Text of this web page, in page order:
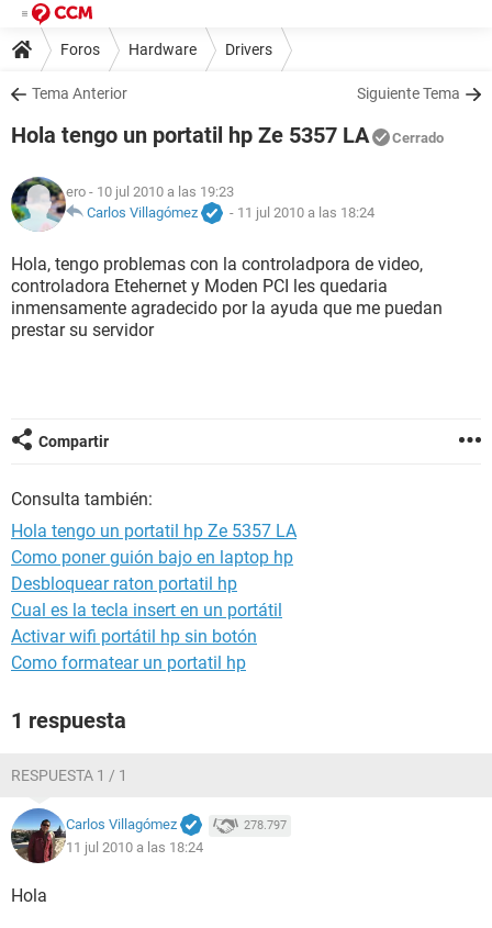
Foros Hardware Drivers
Tema Anterior Siguiente Tema
Hola tengo un portatil hp Ze 5357 LA Cerrado
ero - 10 jul 2010 a las 19:23
Carlos Villagómez
- 11 jul 2010 a las 18:24
Hola, tengo problemas con la controladpora de video,
controladora Etehernet y Moden PCI les quedaria
inmensamente agradecido por la ayuda que me puedan
prestar su servidor
Compartir
Consulta también:
Hola tengo un portatil hp Ze 5357 LA
Como poner guión bajo en laptop hp
Desbloquear raton portatil hp
Cual es la tecla insert en un portátil
Activar wifi portátil hp sin botón
Como formatear un portatil hp
1 respuesta
RESPUESTA 1 / 1
Carlos Villagómez 278.797
11 jul 2010 a las 18:24
Hola